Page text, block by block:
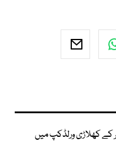
کے کھلاڑی ورلڈکپ میں